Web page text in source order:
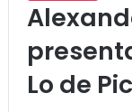
Lo de